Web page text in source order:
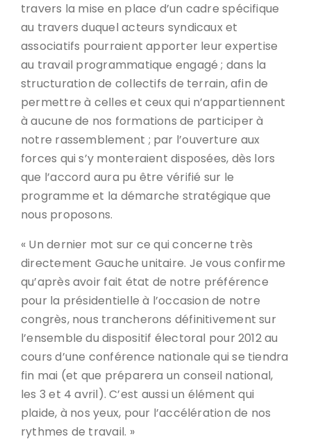
travers la mise en place d’un cadre spécifique
au travers duquel acteurs syndicaux et
associatifs pourraient apporter leur expertise
au travail programmatique engagé ; dans la
structuration de collectifs de terrain, afin de
permettre à celles et ceux qui n’appartiennent
à aucune de nos formations de participer à
notre rassemblement ; par l’ouverture aux
forces qui s’y monteraient disposées, dès lors
que l’accord aura pu être vérifié sur le
programme et la démarche stratégique que
nous proposons.
« Un dernier mot sur ce qui concerne très
directement Gauche unitaire. Je vous confirme
qu’après avoir fait état de notre préférence
pour la présidentielle à l’occasion de notre
congrès, nous trancherons définitivement sur
l’ensemble du dispositif électoral pour 2012 au
cours d’une conférence nationale qui se tiendra
fin mai (et que préparera un conseil national,
les 3 et 4 avril). C’est aussi un élément qui
plaide, à nos yeux, pour l’accélération de nos
rythmes de travail. »